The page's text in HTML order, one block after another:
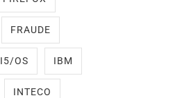
FRAUDE
I5/OS IBM
INTECO